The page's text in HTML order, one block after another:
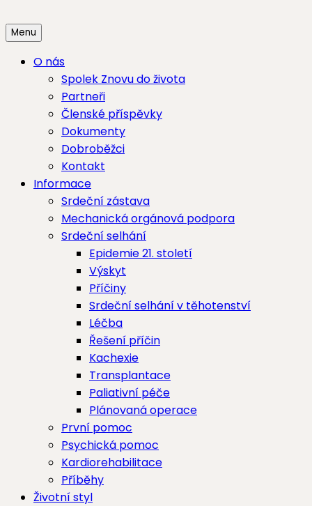
toMenu
O nás
Spolek Znovu do života
Partneři
Členské příspěvky
Dokumenty
Dobroběžci
Kontakt
Informace
Srdeční zástava
Mechanická orgánová podpora
Srdeční selhání
Epidemie 21. století
Výskyt
Příčiny
Srdeční selhání v těhotenství
Léčba
Řešení příčin
Kachexie
Transplantace
Paliativní péče
Plánovaná operace
První pomoc
Psychická pomoc
Kardiorehabilitace
Příběhy
Životní styl